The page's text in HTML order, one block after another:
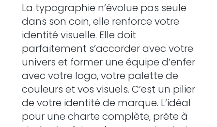
La typographie n’évolue pas seule
dans son coin, elle renforce votre
identité visuelle. Elle doit
parfaitement s’accorder avec votre
univers et former une équipe d’enfer
avec votre logo, votre palette de
couleurs et vos visuels. C’est un pilier
de votre identité de marque. L’idéal
pour une charte complète, prête à